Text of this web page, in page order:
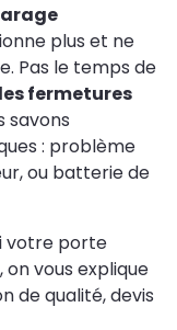
plus et ne
Pas le temps de
fermetures
savons
: problème
ou batterie de
votre porte
vous explique
de qualité, devis